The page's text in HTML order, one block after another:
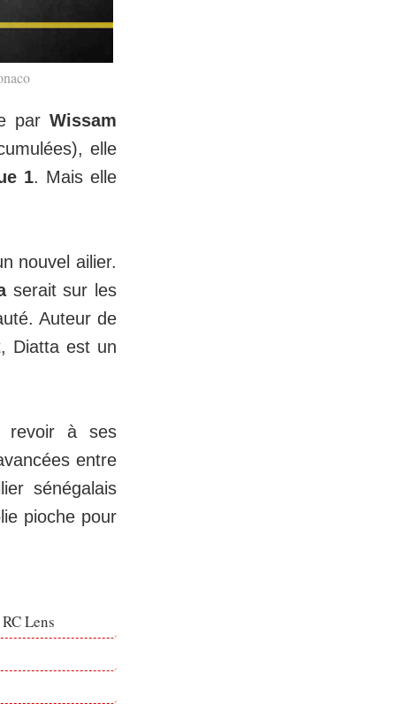
parWissam
elle
1. Mais elle
nouvel ailier.
serait sur les
Auteur de
Diatta est un
revoir à ses
entre
sénégalais
pioche pour
Lens